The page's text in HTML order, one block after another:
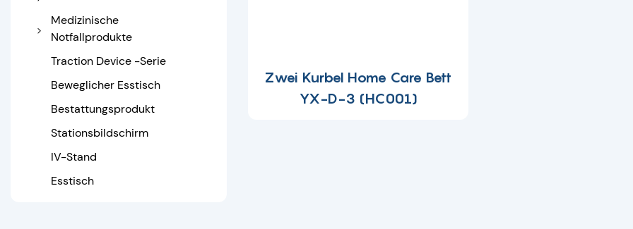
Abs Medicaltrolley
Nottrolley
Nachttisch
Medizinschrank
Medizinische
Notfallprodukte
Zusammenklappbare
Traction Device -Serie
Beweglicher Esstisch
Bestattungsprodukt
Stationsbildschirm
IV-Stand
Esstisch
Zwei Kurbel Home Care Bett
YX-D-3 (HC001)